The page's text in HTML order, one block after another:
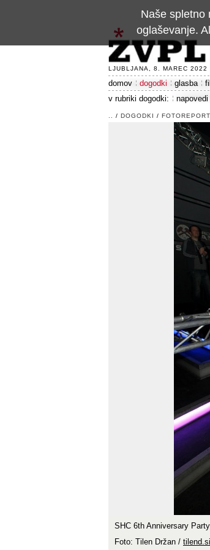
LJUBLJANA, 8. MAREC
domov dogodki glasba
v rubriki dogodki:
napovedi
/ DOGODKI /
SHC 6th Anniversary
Foto: Tilen Držan / tilend.si
Naše spletno
oglaševanje.